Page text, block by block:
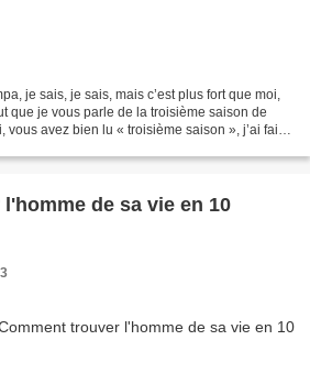
je sais, je sais, mais c’est plus fort que moi,
que je vous parle de la troisième saison de
vous avez bien lu « troisième saison », j’ai fait
de sa vie en 10